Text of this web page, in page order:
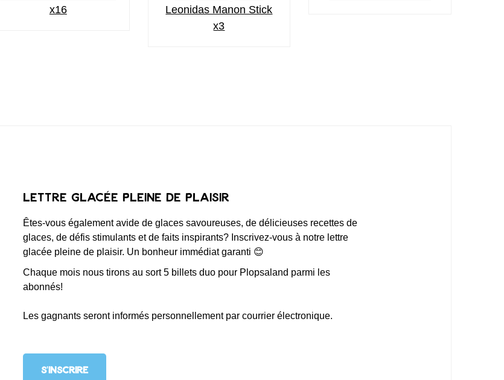
x16
Leonidas Manon Stick
x3
Lettre glacée pleine de plaisir
Êtes-vous également avide de glaces savoureuses, de délicieuses recettes de
glaces, de défis stimulants et de faits inspirants? Inscrivez-vous à notre lettre
glacée pleine de plaisir. Un bonheur immédiat garanti 😊
Chaque mois nous tirons au sort 5 billets duo pour Plopsaland parmi les
abonnés!
Les gagnants seront informés personnellement par courrier électronique.
S'INSCRIRE